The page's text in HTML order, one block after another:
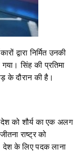
द्वारा निर्मित उनकी
सिंह की प्रतिमा
के दौरान की है।
को शौर्य का एक अलग
राष्ट्र को
देश के लिए पदक लाना